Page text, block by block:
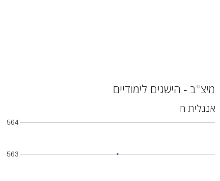
מיצ"ב - הישגים לימודיים
אנגלית ח'
563
564